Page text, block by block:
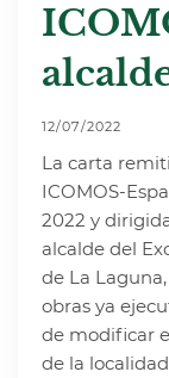
12/07/2022
La carta
ICOMOS-
2022 y
alcalde del
de La
obras ya
de modificar
de la